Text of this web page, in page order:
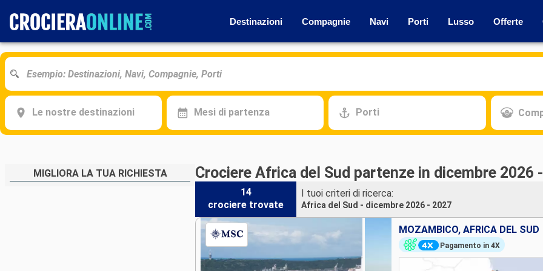
Destinazioni Compagnie Navi Porti Lusso Offerte
Le nostre destinazioni Mesi di partenza Porti
MIGLIORA LA TUA RICHIESTA Crociere Africa del Sud partenze in dicembre 2026
14
crociere trovate
I tuoi criteri di ricerca:
Africa del Sud - dicembre 2026 - 2027
MOZAMBICO, AFRICA DEL SUD
Pagamento in 4X